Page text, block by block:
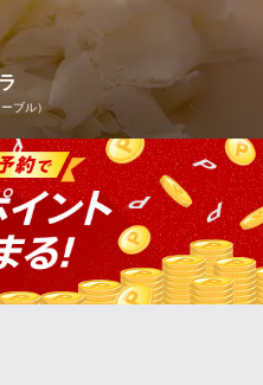
能できるドリアなど、あなた
ださい♪
岡セノバ店
歩1分
5F
ブル）
少で大きなハードチーズで
になる直前に専属のシェフが
出しします。静岡でも出すお
味わえる魅惑のチーズです！